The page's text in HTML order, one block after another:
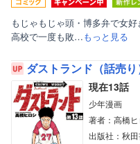
もじゃもじゃ頭・博多弁で女
高校で一度も敗…もっと見る
ダストランド（話売り
現在13話
少年漫画
著者：高橋
出版社：秋